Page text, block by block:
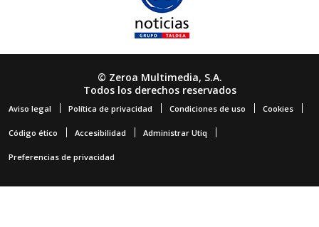
© Zeroa Multimedia, S.A.
Todos los derechos reservados
Aviso legal Política de privacidad Condiciones de uso Cookies
Código ético Accesibilidad Administrar Utiq
Preferencias de privacidad